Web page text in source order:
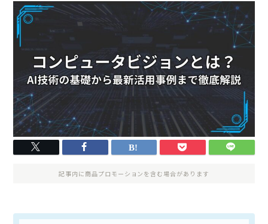
記事内に商品プロモーションを含む場合があります